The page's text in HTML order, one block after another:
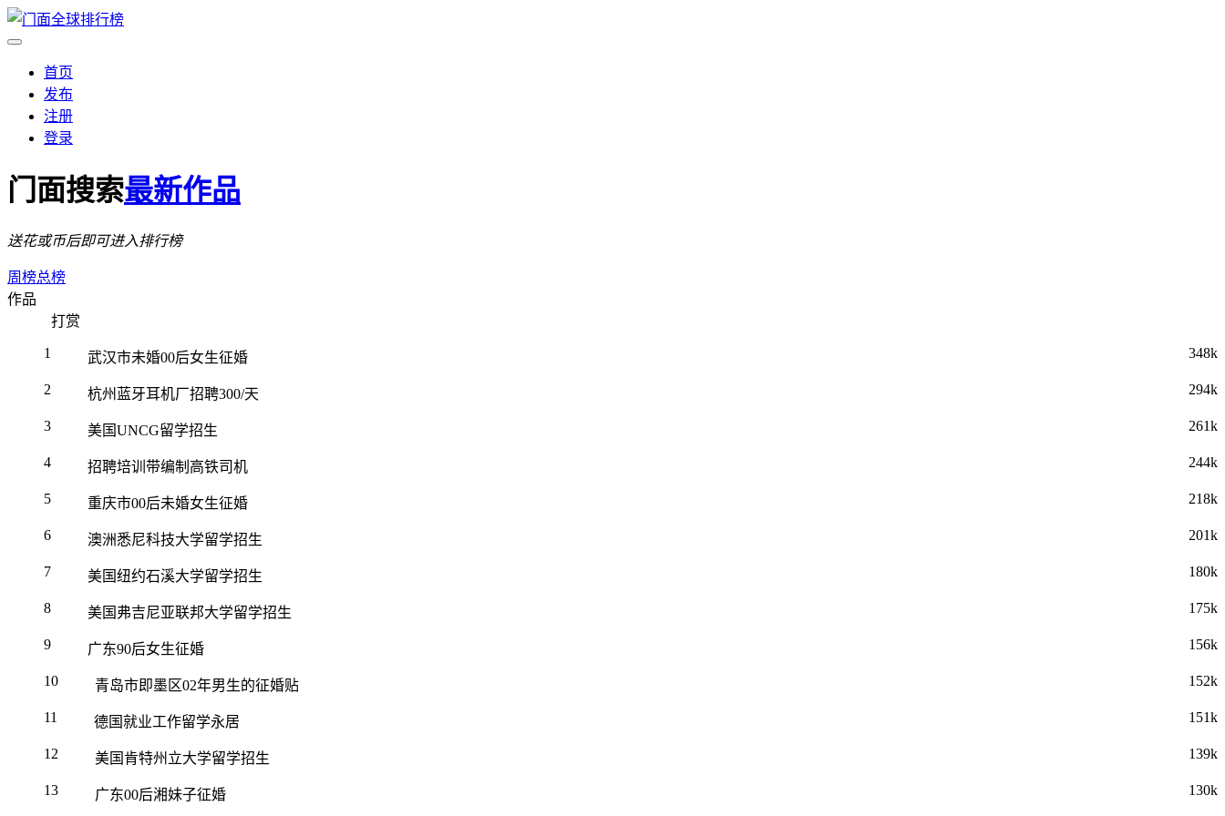
首页
发布
注册
登录
门面搜索最新作品
送花或币后即可进入排行榜
周榜总榜
作品
打赏
1 武汉市未婚00后女生征婚 348k
2 杭州蓝牙耳机厂招聘300/天 294k
3 美国UNCG留学招生 261k
4 招聘培训带编制高铁司机 244k
5 重庆市00后未婚女生征婚 218k
6 澳洲悉尼科技大学留学招生 201k
7 美国纽约石溪大学留学招生 180k
8 美国弗吉尼亚联邦大学留学招生 175k
9 广东90后女生征婚 156k
10 青岛市即墨区02年男生的征婚贴 152k
11 德国就业工作留学永居 151k
12 美国肯特州立大学留学招生 139k
13 广东00后湘妹子征婚 130k